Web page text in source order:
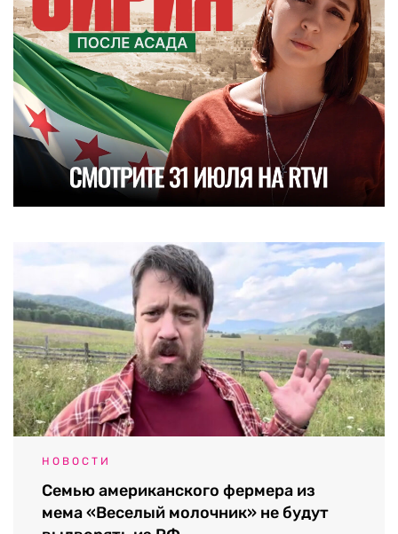
НОВОСТИ
Семью американского фермера из
мема «Веселый молочник» не будут